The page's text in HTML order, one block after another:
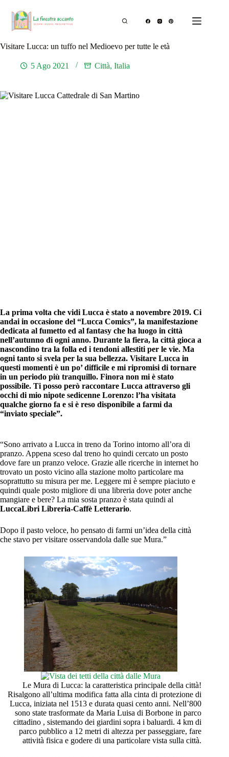
contenuto
Visitare Lucca: un tuffo nel Medioevo per tutte le età
5 Ago 2021 Città, Italia
La prima volta che vidi Lucca è stato a novembre 2019. Ci
andai in occasione del “Lucca Comics”, la manifestazione
dedicata al fumetto ed al fantasy che ha luogo in città
nell’autunno di ogni anno. Durante la fiera, la città gioca a
nascondino tra la folla ed i tendoni allestiti per le vie. Ma
ogni tanto si svela per la sua bellezza. Visitare Lucca in
questi momenti è un po’ difficile e mi ripromisi di tornare
in un periodo più tranquillo. Finora non mi è stato
possibile. Ti posso però raccontare Lucca attraverso gli
occhi di mio nipote sedicenne Lorenzo: l’ha visitata
qualche giorno fa e si è reso disponibile a farmi da
“inviato speciale”.
“Sono arrivato a Lucca in treno da Torino intorno all’ora di
pranzo. Appena sceso dal treno ho quindi cercato un posto
dove fare un pranzo veloce. Grazie alle ricerche in internet ho
trovato un posto vicino alla stazione molto particolare ma
soprattutto su misura per me. Leggere mi è sempre piaciuto e
quindi quale posto migliore di una libreria dove poter anche
mangiare e bere? La mia sosta pranzo è stata quindi al
LuccaLibri Libreria-Caffè Letterario.
Dopo il pasto veloce, ho pensato di farmi un’idea della città
che stavo per visitare osservandola dalle sue Mura.”
Le Mura di Lucca: la caratteristica principale della città!
Risalgono all’ultima modifica fatta alla cinta di protezione di
Lucca, iniziata nel 1513 e durata quasi cento anni. Nell’800
sono state trasformate da Maria Luisa di Borbone in parco
cittadino , sistemando dei giardini sopra i baluardi. 4 km di
parco pubblico a 12 metri di altezza per passeggiare, fare
attività fisica e godere di una particolare vista sulla città.